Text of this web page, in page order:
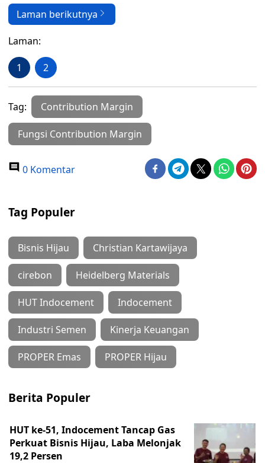
Laman berikutnya
Laman:
1 2
Tag: Contribution Margin
Fungsi Contribution Margin
0 Komentar
Tag Populer
Bisnis Hijau Christian Kartawijaya
cirebon Heidelberg Materials
HUT Indocement Indocement
Industri Semen Kinerja Keuangan
PROPER Emas PROPER Hijau
Berita Populer
HUT ke-51, Indocement Tancap Gas
Perkuat Bisnis Hijau, Laba Melonjak
19,2 Persen